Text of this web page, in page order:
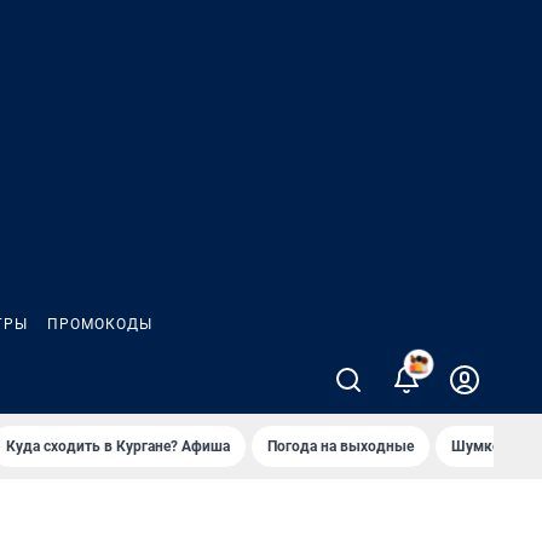
ПРОМОКОДЫ
Куда сходить в Кургане? Афиша Погода на выходные Шумков в